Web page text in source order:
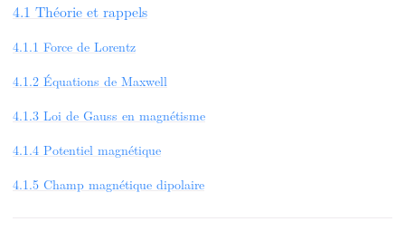
4.1 Théorie et rappels
4.1.1 Force de Lorentz
4.1.2 Équations de Maxwell
4.1.3 Loi de Gauss en magnétisme
4.1.4 Potentiel magnétique
4.1.5 Champ magnétique dipolaire